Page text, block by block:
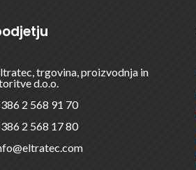
trgovina, proizvodnja in
d.o.o.
2 568 91 70
2 568 17 80